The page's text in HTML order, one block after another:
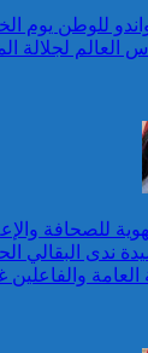
تورطه
المفضي
أجنبي
للوطن يوم
العالم لجلالة
للصحافة
ندى البقالي
العامة والفاعلين